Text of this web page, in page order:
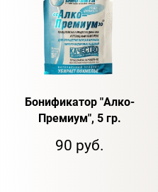
Бонификатор "Алко-
Премиум", 5 гр.
90 руб.